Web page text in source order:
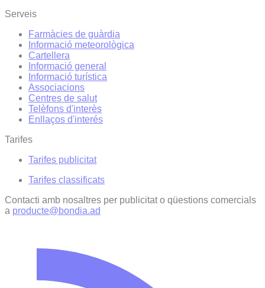
Serveis
Farmàcies de guàrdia
Informació meteorològica
Cartellera
Informació general
Informació turística
Associacions
Centres de salut
Telèfons d'interès
Enllaços d'interés
Tarifes
Tarifes publicitat
Tarifes classificats
Contacti amb nosaltres per publicitat o qüestions comercials
a producte@bondia.ad